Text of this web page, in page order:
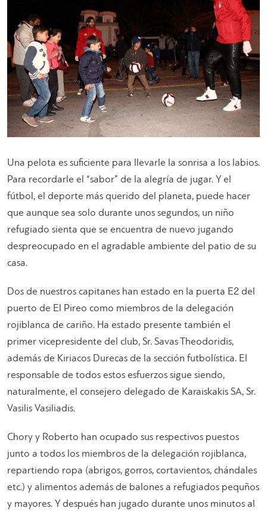
Una pelota es suficiente para llevarle la sonrisa a los labios.
Para recordarle el “sabor” de la alegría de jugar. Y el
fútbol, el deporte más querido del planeta, puede hacer
que aunque sea solo durante unos segundos, un niño
refugiado sienta que se encuentra de nuevo jugando
despreocupado en el agradable ambiente del patio de su
casa.
Dos de nuestros capitanes han estado en la puerta E2 del
puerto de El Pireo como miembros de la delegación
rojiblanca de cariño. Ha estado presente también el
primer vicepresidente del club, Sr. Savas Theodoridis,
además de Kiriacos Durecas de la sección futbolística. El
responsable de todos estos esfuerzos sigue siendo,
naturalmente, el consejero delegado de Karaiskakis SA, Sr.
Vasilis Vasiliadis.
Chory y Roberto han ocupado sus respectivos puestos
junto a todos los miembros de la delegación rojiblanca,
repartiendo ropa (abrigos, gorros, cortavientos, chándales
etc.) y alimentos además de balones a refugiados pequños
y mayores. Y después han jugado durante unos minutos al